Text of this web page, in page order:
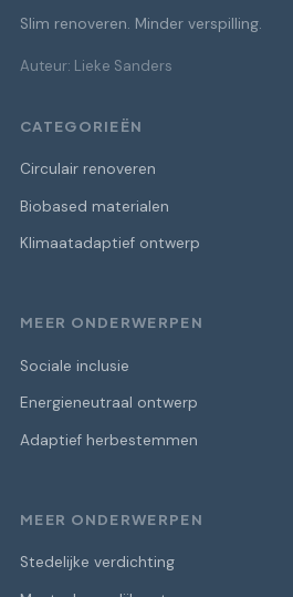
Slim renoveren. Minder verspilling.
Auteur: Lieke Sanders
CATEGORIEËN
Circulair renoveren
Biobased materialen
Klimaatadaptief ontwerp
MEER ONDERWERPEN
Sociale inclusie
Energieneutraal ontwerp
Adaptief herbestemmen
MEER ONDERWERPEN
Stedelijke verdichting